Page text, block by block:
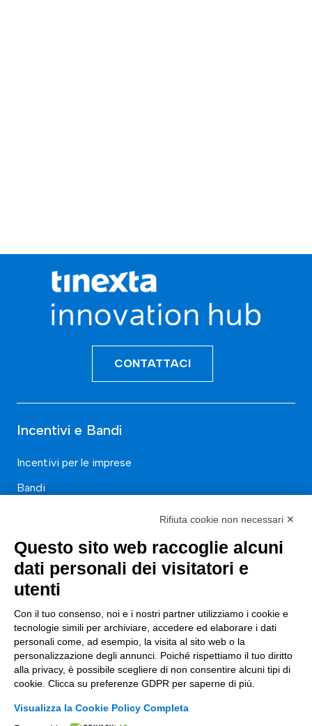
CONTATTACI
Incentivi e Bandi
Incentivi per le imprese
Bandi
Consulenza
ESG
Nuovi Mercati
Innovazione di prodotto e processo
Digital Marketing
Data & BI
Rifiuta cookie non necessari ✕
Questo sito web raccoglie alcuni
dati personali dei visitatori e
utenti
Con il tuo consenso, noi e i nostri partner utilizziamo i cookie e
tecnologie simili per archiviare, accedere ed elaborare i dati
personali come, ad esempio, la visita al sito web o la
personalizzazione degli annunci. Poiché rispettiamo il tuo diritto
alla privacy, è possibile scegliere di non consentire alcuni tipi di
cookie. Clicca su preferenze GDPR per saperne di più.
Visualizza la Cookie Policy Completa